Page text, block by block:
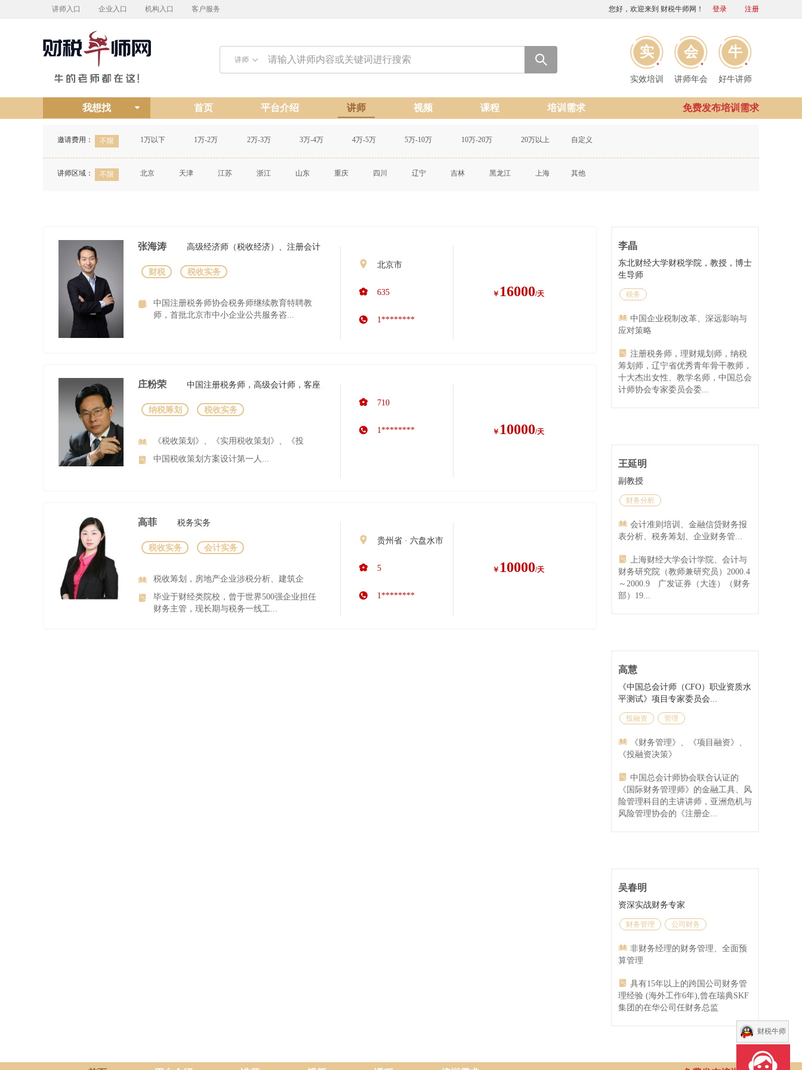
讲师入口 企业入口 机构入口 客户服务 您好，欢迎来到 财税牛师网！ 登录 注册
讲师 实
实效培训
会
讲师年会
牛
好牛讲师
我想找 首页 平台介绍 讲师 视频 课程 培训需求 免费发布培训需求
邀请费用： 不限 1万以下 1万-2万 2万-3万 3万-4万 4万-5万 5万-10万 10万-20万 20万以上 自定义
讲师区域： 不限 北京 天津 江苏 浙江 山东 重庆 四川 辽宁 吉林 黑龙江 上海 其他
张海涛 高级经济师（税收经济）、注册会计
财税 税收实务
中国注册税务师协会税务师继续教育特聘教
师，首批北京市中小企业公共服务咨...
北京市
635
1********
￥ 16000/天
庄粉荣 中国注册税务师，高级会计师，客座
纳税筹划 税收实务
《税收策划》、《实用税收策划》、《投
中国税收策划方案设计第一人...
710
1******** ￥ 10000/天
高菲 税务实务
税收实务 会计实务
税收筹划，房地产企业涉税分析、建筑企
毕业于财经类院校，曾于世界500强企业担任
财务主管，现长期与税务一线工...
贵州省 · 六盘水市
5
1********
￥ 10000/天
李晶
东北财经大学财税学院，教授，博士
生导师
税务
中国企业税制改革、深远影响与
应对策略
注册税务师，理财规划师，纳税
筹划师，辽宁省优秀青年骨干教师，
十大杰出女性、教学名师，中国总会
计师协会专家委员会委...
王延明
副教授
财务分析
会计准则培训、金融信贷财务报
表分析、税务筹划、企业财务管...
上海财经大学会计学院、会计与
财务研究院（教师兼研究员）2000.4
～2000.9 广发证券（大连）（财务
部）19...
高慧
《中国总会计师（CFO）职业资质水
平测试》项目专家委员会...
投融资 管理
《财务管理》、《项目融资》、
《投融资决策》
中国总会计师协会联合认证的
《国际财务管理师》的金融工具、风
险管理科目的主讲讲师，亚洲危机与
风险管理协会的《注册企...
吴春明
资深实战财务专家
财务管理 公司财务
非财务经理的财务管理、全面预
算管理
具有15年以上的跨国公司财务管
理经验 (海外工作6年),曾在瑞典SKF
集团的在华公司任财务总监
财税牛师